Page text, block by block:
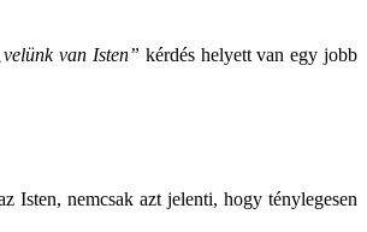
„velünk van Isten” kérdés helyett van egy jobb
Isten, nemcsak azt jelenti, hogy ténylegesen